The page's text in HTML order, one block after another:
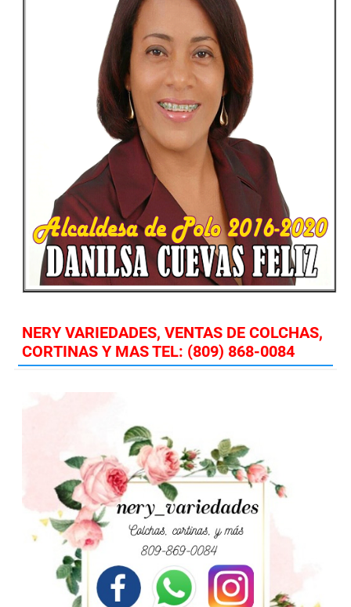
NERY VARIEDADES, VENTAS DE COLCHAS,
CORTINAS Y MAS TEL: (809) 868-0084